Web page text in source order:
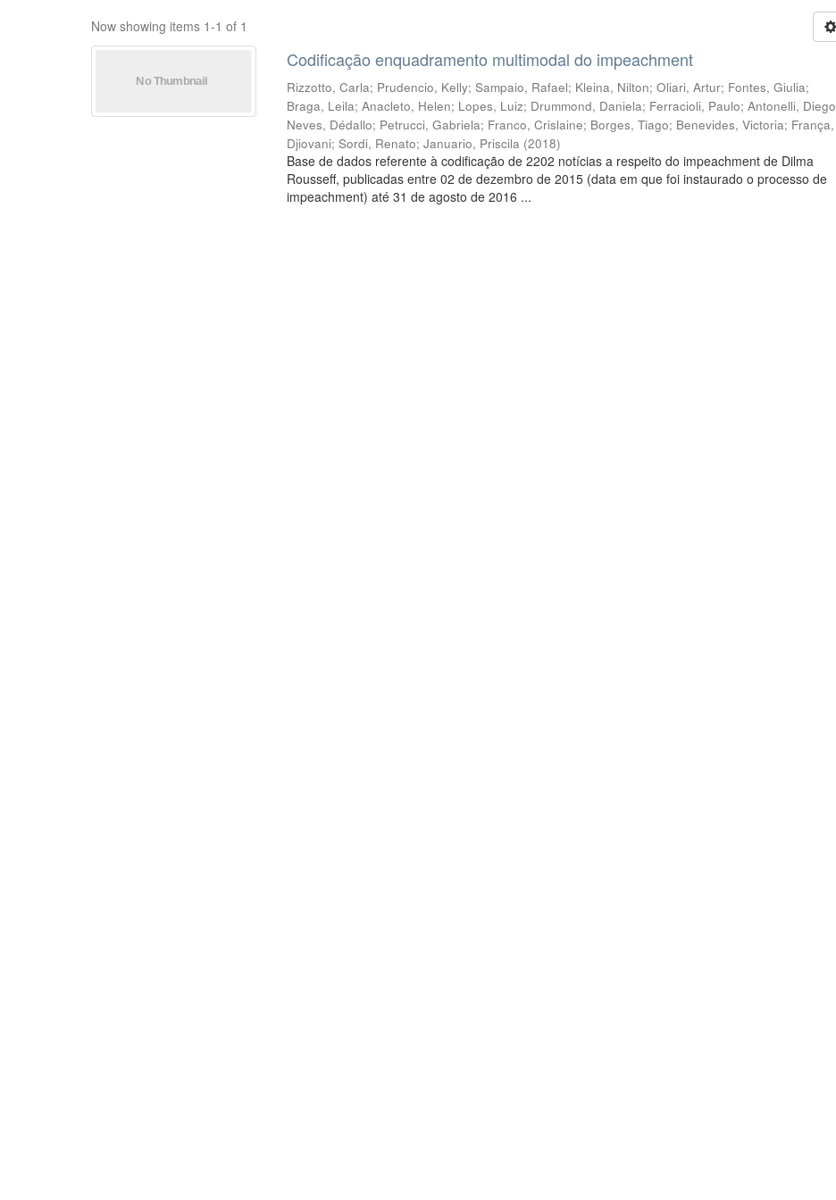
Now showing items 1-1 of 1
Codificação enquadramento multimodal do impeachment
Rizzotto, Carla; Prudencio, Kelly;Sampaio, Rafael; Kleina, Nilton;Oliari, Artur; Fontes, Giulia;
Braga, Leila;Anacleto, Helen; Lopes, Luiz; Drummond, Daniela; Ferracioli, Paulo;Antonelli, Diego
Neves, Dédallo; Petrucci, Gabriela; Franco, Crislaine; Borges, Tiago; Benevides, Victoria; França,
Djiovani;Sordi, Renato;Januario, Priscila (2018)
Base de dados referente à codificação de 2202 notícias a respeito do impeachment de Dilma
Rousseff, publicadas entre 02 de dezembro de 2015 (data em que foi instaurado o processo de
impeachment) até 31 de agosto de 2016 ...